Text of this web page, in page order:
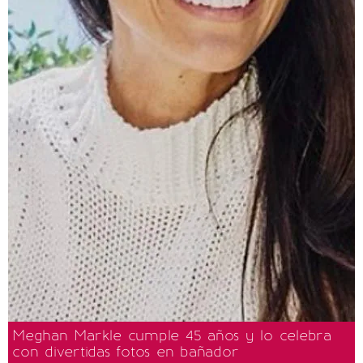
Meghan Markle cumple 45 años y lo celebra
con divertidas fotos en bañador